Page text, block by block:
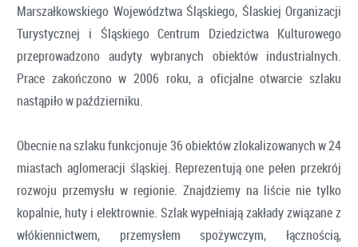
Marszałkowskiego Województwa Śląskiego, Ślaskiej Organizacji
Turystycznej i Śląskiego Centrum Dziedzictwa Kulturowego
przeprowadzono audyty wybranych obiektów industrialnych.
Prace zakończono w 2006 roku, a oficjalne otwarcie szlaku
nastąpiło w październiku.
Obecnie na szlaku funkcjonuje 36 obiektów zlokalizowanych w 24
miastach aglomeracji śląskiej. Reprezentują one pełen przekrój
rozwoju przemysłu w regionie. Znajdziemy na liście nie tylko
kopalnie, huty i elektrownie. Szlak wypełniają zakłady związane z
włókiennictwem, przemysłem spożywczym, łącznością,